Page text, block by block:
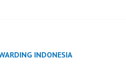
INDONESIA